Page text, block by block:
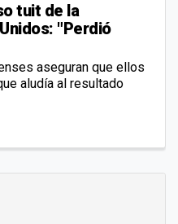
tuit de la
"Perdió
aseguran que ellos
aludía al resultado